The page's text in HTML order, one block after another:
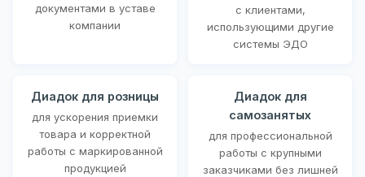
документами в уставе
компании
с клиентами,
использующими другие
системы ЭДО
Диадок для розницы
для ускорения приемки
товара и корректной
работы с маркированной
продукцией
Диадок для
самозанятых
для профессиональной
работы с крупными
заказчиками без лишней